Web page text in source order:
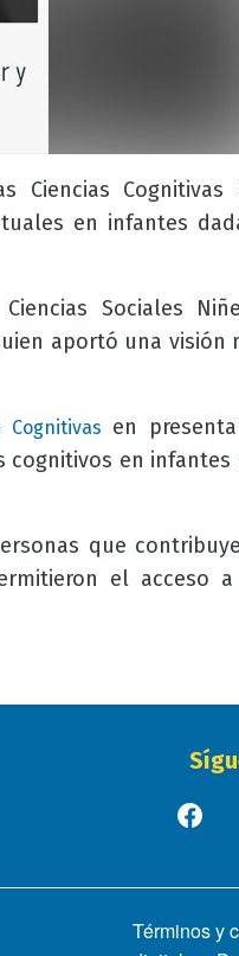
Ciencias Cognitivas
en infantes
Sociales
aportó una visión
Cognitivas en
cognitivos en infantes
que
el acceso
Términos y